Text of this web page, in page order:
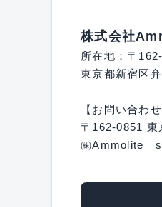
株式会社
所在地：〒
東京都新宿区
【お問い合わせ
〒162-0851
㈱Ammolite